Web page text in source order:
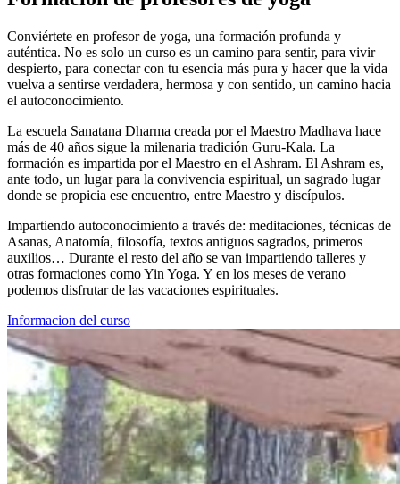
Conviértete en profesor de yoga, una formación profunda y
auténtica. No es solo un curso es un camino para sentir, para vivir
despierto, para conectar con tu esencia más pura y hacer que la vida
vuelva a sentirse verdadera, hermosa y con sentido, un camino hacia
el autoconocimiento.
La escuela Sanatana Dharma creada por el Maestro Madhava hace
más de 40 años sigue la milenaria tradición Guru-Kala. La
formación es impartida por el Maestro en el Ashram. El Ashram es,
ante todo, un lugar para la convivencia espiritual, un sagrado lugar
donde se propicia ese encuentro, entre Maestro y discípulos.
Impartiendo autoconocimiento a través de: meditaciones, técnicas de
Asanas, Anatomía, filosofía, textos antiguos sagrados, primeros
auxilios… Durante el resto del año se van impartiendo talleres y
otras formaciones como Yin Yoga. Y en los meses de verano
podemos disfrutar de las vacaciones espirituales.
Informacion del curso